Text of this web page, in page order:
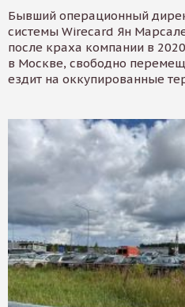
Бывший операционный
системы Wirecard Ян
после краха компании в
в Москве, свободно
ездит на оккупированные